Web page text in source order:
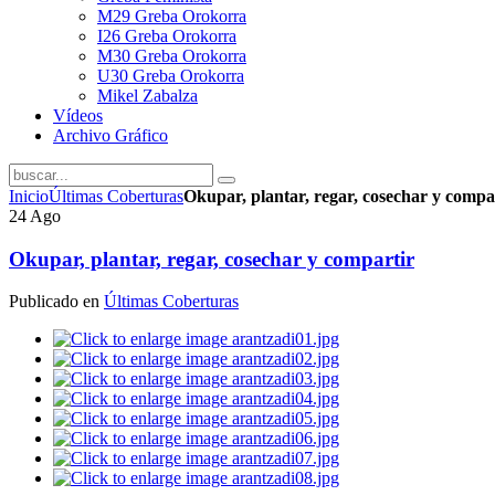
M29 Greba Orokorra
I26 Greba Orokorra
M30 Greba Orokorra
U30 Greba Orokorra
Mikel Zabalza
Vídeos
Archivo Gráfico
InicioÚltimas CoberturasOkupar, plantar, regar, cosechar y
24 Ago
Okupar, plantar, regar, cosechar y compartir
Publicado en Últimas Coberturas